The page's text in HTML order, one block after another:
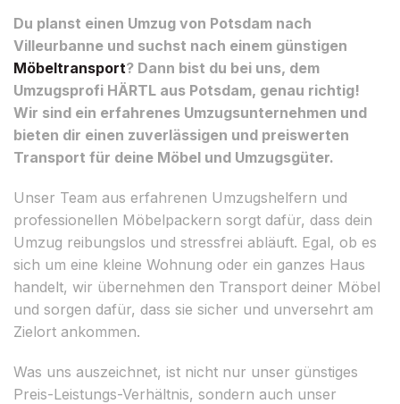
Du planst einen Umzug von Potsdam nach
Villeurbanne und suchst nach einem günstigen
Möbeltransport? Dann bist du bei uns, dem
Umzugsprofi HÄRTL aus Potsdam, genau richtig!
Wir sind ein erfahrenes Umzugsunternehmen und
bieten dir einen zuverlässigen und preiswerten
Transport für deine Möbel und Umzugsgüter.
Unser Team aus erfahrenen Umzugshelfern und
professionellen Möbelpackern sorgt dafür, dass dein
Umzug reibungslos und stressfrei abläuft. Egal, ob es
sich um eine kleine Wohnung oder ein ganzes Haus
handelt, wir übernehmen den Transport deiner Möbel
und sorgen dafür, dass sie sicher und unversehrt am
Zielort ankommen.
Was uns auszeichnet, ist nicht nur unser günstiges
Preis-Leistungs-Verhältnis, sondern auch unser